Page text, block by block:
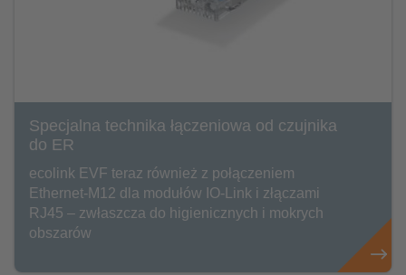
Specjalna technika łączeniowa od czujnika
do ER
ecolink EVF teraz również z połączeniem
Ethernet-M12 dla modułów IO-Link i złączami
RJ45 – zwłaszcza do higienicznych i mokrych
obszarów